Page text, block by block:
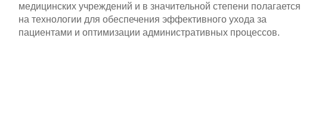
медицинских учреждений и в значительной степени полагается
на технологии для обеспечения эффективного ухода за
пациентами и оптимизации административных процессов.